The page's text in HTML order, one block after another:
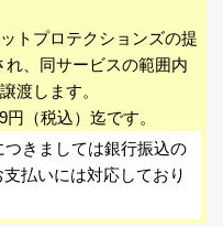
トプロテクションズの提
、同サービスの範囲内
渡します。
（税込）迄です。
きましては銀行振込の
払いには対応しており